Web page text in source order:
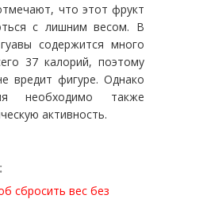
что этот фрукт
с лишним весом. В
содержится много
37 калорий, поэтому
вредит фигуре. Однако
необходимо также
активность.
сбросить вес без